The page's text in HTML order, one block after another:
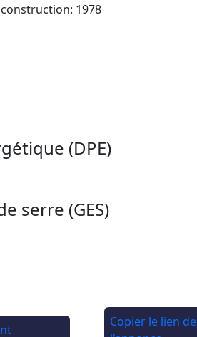
1978
(DPE)
serre (GES)
Copier le lien de